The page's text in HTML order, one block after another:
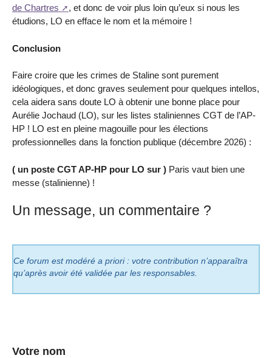
de Chartres
, et donc de voir plus loin qu’eux si nous les
étudions, LO en efface le nom et la mémoire !
Conclusion
Faire croire que les crimes de Staline sont purement
idéologiques, et donc graves seulement pour quelques intellos,
cela aidera sans doute LO à obtenir une bonne place pour
Aurélie Jochaud (LO), sur les listes staliniennes CGT de l’AP-
HP ! LO est en pleine magouille pour les élections
professionnelles dans la fonction publique (décembre 2026) :
( un poste CGT AP-HP pour LO sur ) Paris vaut bien une
messe (stalinienne) !
Un message, un commentaire ?
Ce forum est modéré a priori : votre contribution n’apparaîtra
qu’après avoir été validée par les responsables.
Votre nom